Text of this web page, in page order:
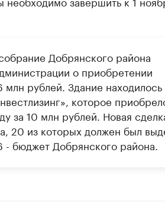
Добрянского района
о приобретении
рублей. Здание находилось
которое
за 10 млн рублей. Новая
20 из которых должен был
бюджет Добрянского района.